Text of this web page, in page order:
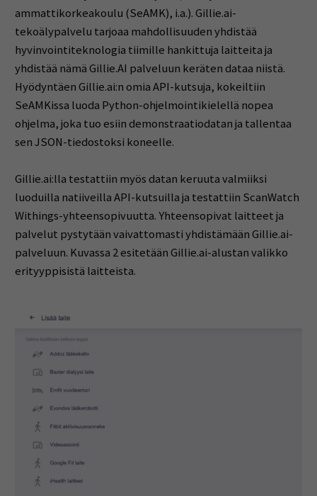
ammattikorkeakoulu (SeAMK), i.a.). Gillie.ai-
tekoälypalvelu tarjoaa mahdollisuuden yhdistää
hyvinvointiteknologia tiimille hankittuja laitteita ja
yhdistää nämä Gillie.AI palveluun keräten dataa niistä.
Hyödyntäen Gillie.ai:n omia API-kutsuja, kokeiltiin
SeAMKissa luoda Python-ohjelmointikielellä nopea
ohjelma, joka tuo esiin demonstraatiodatan ja tallentaa
sen JSON-tiedostoksi koneelle.
Gillie.ai:lla testattiin myös datan keruuta valmiiksi
luoduilla natiiveilla API-kutsuilla ja testattiin ScanWatch
Withings-yhteensopivuutta. Yhteensopivat laitteet ja
palvelut pystytään vaivattomasti yhdistämään Gillie.ai-
palveluun. Kuvassa 2 esitetään Gillie.ai-alustan valikko
erityyppisistä laitteista.